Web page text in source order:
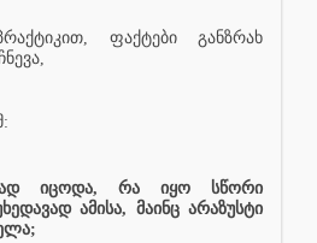
ფაქტები განზრახ
იცოდა, რა იყო სწორი
ამისა, მაინც არაზუსტი